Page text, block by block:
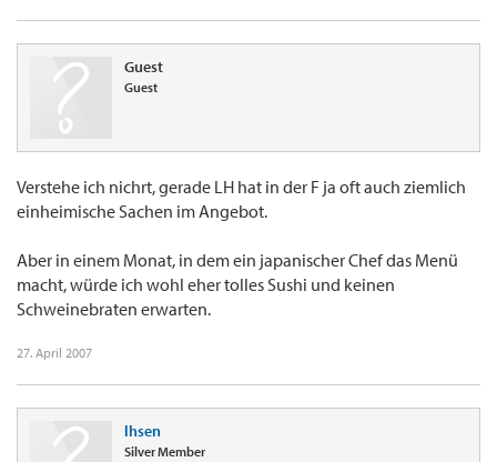
Guest
Guest
Verstehe ich nichrt, gerade LH hat in der F ja oft auch ziemlich
einheimische Sachen im Angebot.
Aber in einem Monat, in dem ein japanischer Chef das Menü
macht, würde ich wohl eher tolles Sushi und keinen
Schweinebraten erwarten.
27. April 2007
lhsen
Silver Member